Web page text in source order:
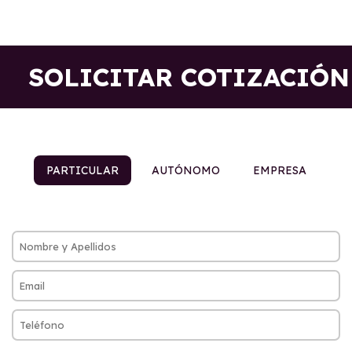
SOLICITAR COTIZACIÓN
PARTICULAR AUTÓNOMO EMPRESA